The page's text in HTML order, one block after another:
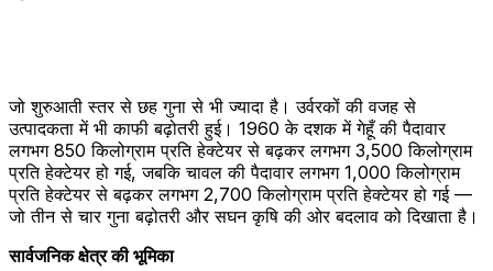
जो शुरुआती स्तर से छह गुना से भी ज्यादा है। उर्वरकों की वजह से
उत्पादकता में भी काफी बढ़ोतरी हुई। 1960 के दशक में गेहूँ की पैदावार
लगभग 850 किलोग्राम प्रति हेक्टेयर से बढ़कर लगभग 3,500 किलोग्राम
प्रति हेक्टेयर हो गई, जबकि चावल की पैदावार लगभग 1,000 किलोग्राम
प्रति हेक्टेयर से बढ़कर लगभग 2,700 किलोग्राम प्रति हेक्टेयर हो गई —
जो तीन से चार गुना बढ़ोतरी और सघन कृषि की ओर बदलाव को दिखाता है।
सार्वजनिक क्षेत्र की भूमिका